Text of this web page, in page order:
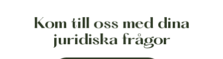
Kom till oss med dina
juridiska frågor